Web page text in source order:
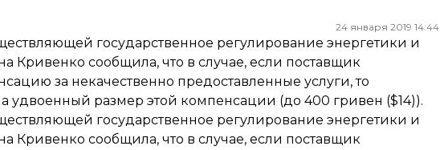
24 января 2019 14:44
государственное регулирование энергетики и
Кривенко сообщила, что в случае, если поставщик
за некачественно предоставленные услуги, то
удвоенный размер этой компенсации (до 400 гривен ($14)).
государственное регулирование энергетики и
Кривенко сообщила, что в случае, если поставщик